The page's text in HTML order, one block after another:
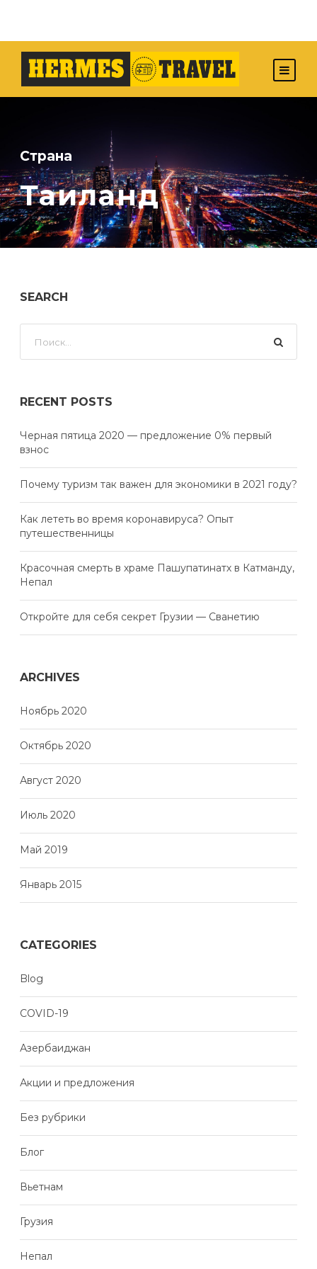
Страна
Таиланд
SEARCH
RECENT POSTS
Черная пятица 2020 — предложение 0% первый
взнос
Почему туризм так важен для экономики в 2021 году?
Как лететь во время коронавируса? Опыт
путешественницы
Красочная смерть в храме Пашупатинатх в Катманду,
Непал
Откройте для себя секрет Грузии — Сванетию
ARCHIVES
Ноябрь 2020
Октябрь 2020
Август 2020
Июль 2020
Май 2019
Январь 2015
CATEGORIES
Blog
COVID-19
Азербаиджан
Акции и предложения
Без рубрики
Блог
Вьетнам
Грузия
Непал